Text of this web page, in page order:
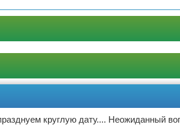
круглую дату.... Неожиданный